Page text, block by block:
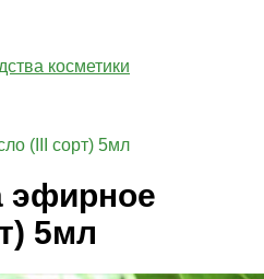
косметики
(III сорт) 5мл
эфирное
5мл